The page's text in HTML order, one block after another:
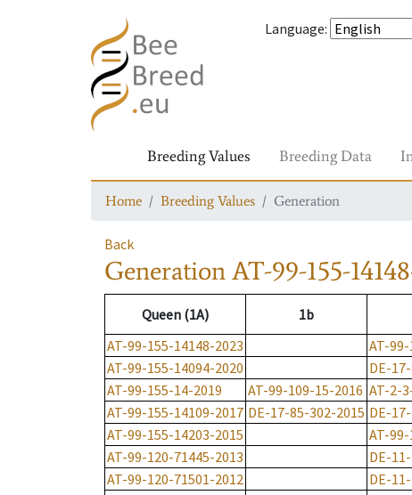
Language:
Breeding Values Breeding Data
Home Breeding Values Generation
Back
GenerationAT-99-155-
Queen (1A) 1b
AT-99-155-14148-2023
AT-
AT-99-155-14094-2020
DE-
AT-99-155-14-2019
AT-99-109-15-2016 AT-2-
AT-99-155-14109-2017 DE-17-85-302-2015 DE-
AT-99-155-14203-2015
AT-
AT-99-120-71445-2013
DE-
AT-99-120-71501-2012
DE-